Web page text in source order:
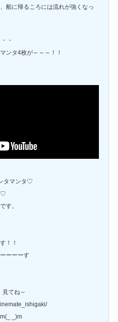
船に帰るころには流れが強くなっ
・
ンタ4枚が～～～！！
タマンタ♡
♡
す。
！！
ーーーす
見てね～
_)m